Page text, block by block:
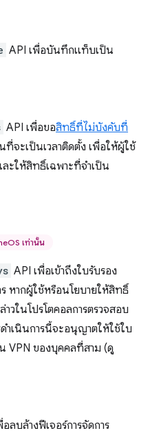
API เพื่อบันทึกแท็บเป็น
API เพื่อขอสิทธิ์ที่ไม่บังคับที่
ที่จะเป็นเวลาติดตั้ง เพื่อให้ผู้ใช้
ละให้สิทธิ์เฉพาะที่จำเป็น
เท่านั้น
API เพื่อเข้าถึงใบรับรอง
หากผู้ใช้หรือนโยบายให้สิทธิ์
วในโปรโตคอลการตรวจสอบ
ำเนินการนี้จะอนุญาตให้ใช้ใบ
VPN ของบุคคลที่สาม (ดู
ลบล้างฟีเจอร์การจัดการ